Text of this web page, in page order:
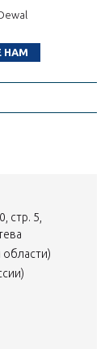
НАМ
стр. 5,